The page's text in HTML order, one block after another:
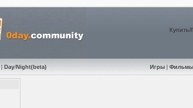
Купить/
|Day/Night(beta) Игры |Фильмы